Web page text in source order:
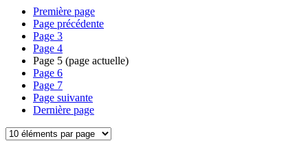
Première page
Page précédente
Page 3
Page 4
Page 5 (page actuelle)
Page 6
Page 7
Page suivante
Dernière page